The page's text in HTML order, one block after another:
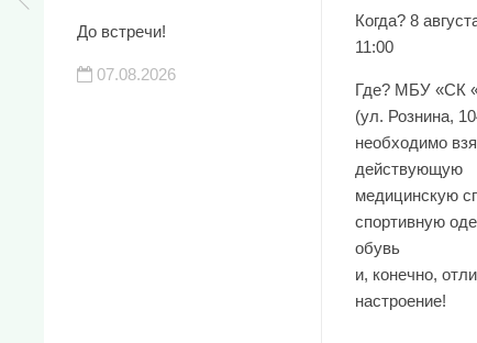
До встречи!
07.08.2026
Когда? 8
11:00
Где? МБУ «СК
(ул. Рознина,
необходимо
действующую
медицинскую
спортивную
обувь
и, конечно,
настроение!